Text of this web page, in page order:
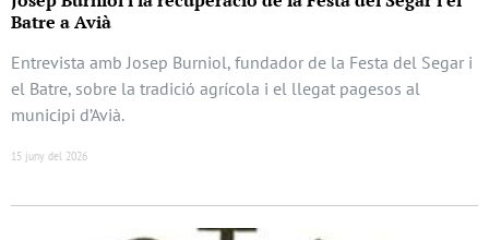
Batre a Avià
Entrevista amb Josep Burniol, fundador de la Festa del Segar i
el Batre, sobre la tradició agrícola i el llegat pagesos al
municipi d’Avià.
15 juny del 2026